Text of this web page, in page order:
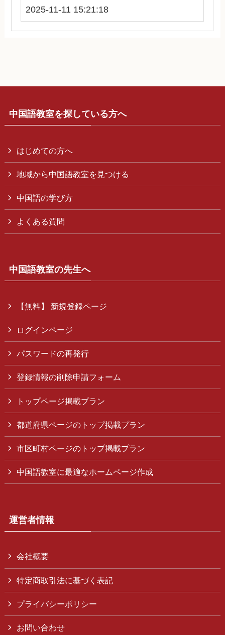
2025-11-11 15:21:18
中国語教室を探している方へ
はじめての方へ
地域から中国語教室を見つける
中国語の学び方
よくある質問
中国語教室の先生へ
【無料】 新規登録ページ
ログインページ
パスワードの再発行
登録情報の削除申請フォーム
トップページ掲載プラン
都道府県ページのトップ掲載プラン
市区町村ページのトップ掲載プラン
中国語教室に最適なホームページ作成
運営者情報
会社概要
特定商取引法に基づく表記
プライバシーポリシー
お問い合わせ